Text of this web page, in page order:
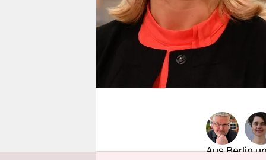
fragen & hilfe
unterstützen
genossenschaft
Aus Berlin